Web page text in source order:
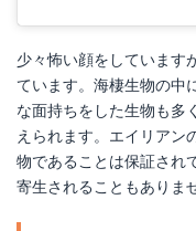
少々怖い顔をしています
ています。海棲生物の中
な面持ちをした生物も多
えられます。エイリアン
物であることは保証され
寄生されることもありま